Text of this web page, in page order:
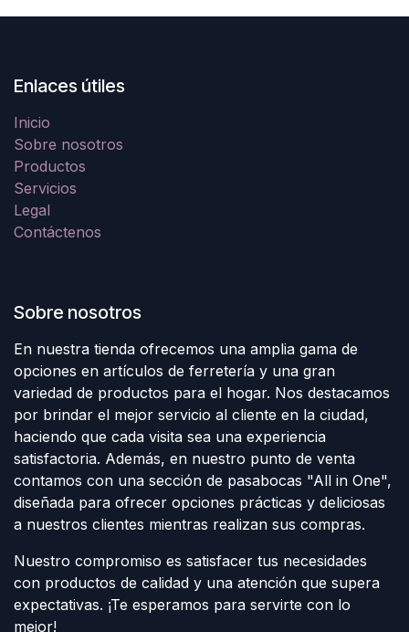
Enlaces útiles
Inicio
Sobre nosotros
Productos
Servicios
Legal
Contáctenos
Sobre nosotros
En nuestra tienda ofrecemos una amplia gama de
opciones en artículos de ferretería y una gran
variedad de productos para el hogar. Nos destacamos
por brindar el mejor servicio al cliente en la ciudad,
haciendo que cada visita sea una experiencia
satisfactoria. Además, en nuestro punto de venta
contamos con una sección de pasabocas "All in One",
diseñada para ofrecer opciones prácticas y deliciosas
a nuestros clientes mientras realizan sus compras.
Nuestro compromiso es satisfacer tus necesidades
con productos de calidad y una atención que supera
expectativas. ¡Te esperamos para servirte con lo
mejor!